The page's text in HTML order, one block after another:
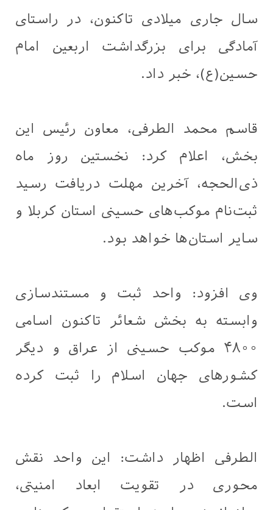
سال جاری میلادی تاکنون، در راستای
آمادگی برای بزرگداشت اربعین امام
حسین(ع)، خبر داد.
قاسم محمد الطرفی، معاون رئیس این
بخش، اعلام کرد: نخستین روز ماه
ذی‌الحجه، آخرین مهلت دریافت رسید
ثبت‌نام موکب‌های حسینی استان کربلا و
سایر استان‌ها خواهد بود.
وی افزود: واحد ثبت و مستندسازی
وابسته به بخش شعائر تاکنون اسامی
۴۸۰۰ موکب حسینی از عراق و دیگر
کشورهای جهان اسلام را ثبت کرده
است.
الطرفی اظهار داشت: این واحد نقش
محوری در تقویت ابعاد امنیتی،